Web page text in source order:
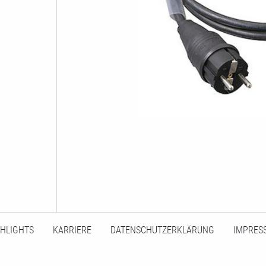
KARRIERE DATENSCHUTZERKLÄRUNG